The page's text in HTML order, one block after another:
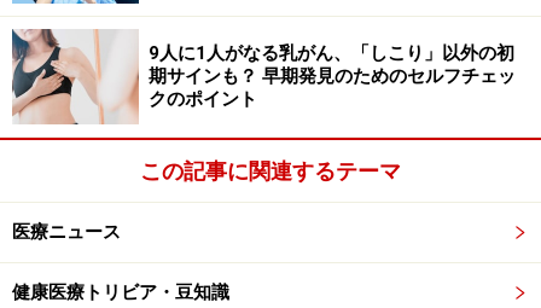
を提供するプラットフォーム型の事業を展開する。
株式会社トニジ / 緑内障患者向け家庭用自己測定眼圧計
既存の20分の１の価格帯で測定できる眼圧測定機器を開
発している。顧客は本機器のエンドユーザーである緑内
障患者とする。ゆくゆくは血圧計のように家電量販店で
9人に1人がなる乳がん、「しこり」以外の初
期サインも？ 早期発見のためのセルフチェッ
クのポイント
この記事に関連するテーマ
医療ニュース
健康医療トリビア・豆知識